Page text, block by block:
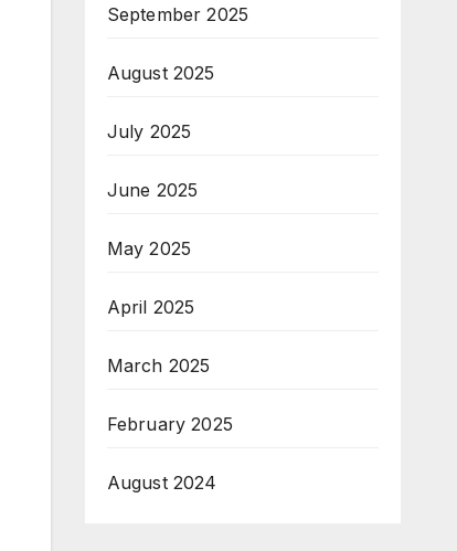
September 2025
August 2025
July 2025
June 2025
May 2025
April 2025
March 2025
February 2025
August 2024